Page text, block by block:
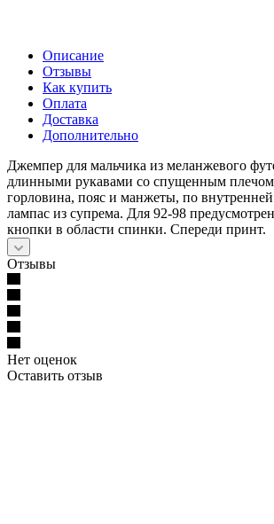
Описание
Отзывы
Как купить
Оплата
Доставка
Дополнительно
Джемпер для мальчика из меланжевого
длинными рукавами со спущенным
горловина, пояс и манжеты, по
лампас из супрема. Для 92-98
кнопки в области спинки. Спереди принт.
Отзывы
Нет оценок
Оставить отзыв